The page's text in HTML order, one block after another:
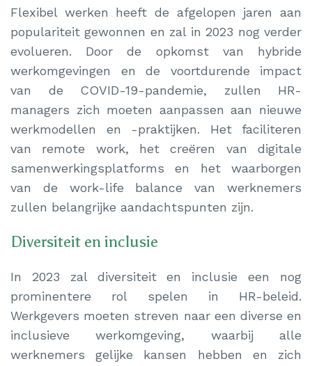
Flexibel werken heeft de afgelopen jaren aan
populariteit gewonnen en zal in 2023 nog verder
evolueren. Door de opkomst van hybride
werkomgevingen en de voortdurende impact
van de COVID-19-pandemie, zullen HR-
managers zich moeten aanpassen aan nieuwe
werkmodellen en -praktijken. Het faciliteren
van remote work, het creëren van digitale
samenwerkingsplatforms en het waarborgen
van de work-life balance van werknemers
zullen belangrijke aandachtspunten zijn.
Diversiteit en inclusie
In 2023 zal diversiteit en inclusie een nog
prominentere rol spelen in HR-beleid.
Werkgevers moeten streven naar een diverse en
inclusieve werkomgeving, waarbij alle
werknemers gelijke kansen hebben en zich